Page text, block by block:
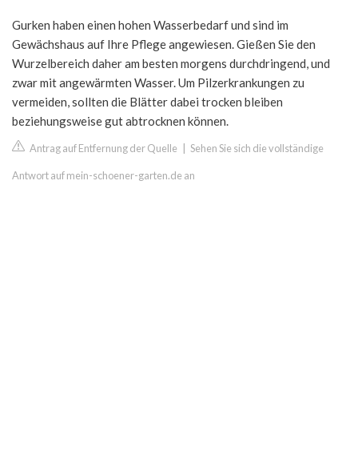
Gurken haben einen hohen Wasserbedarf und sind im
Gewächshaus auf Ihre Pflege angewiesen. Gießen Sie den
Wurzelbereich daher am besten morgens durchdringend, und
zwar mit angewärmten Wasser. Um Pilzerkrankungen zu
vermeiden, sollten die Blätter dabei trocken bleiben
beziehungsweise gut abtrocknen können.
Antrag auf Entfernung der Quelle Sehen Sie sich die vollständige
Antwort auf mein-schoener-garten.de an